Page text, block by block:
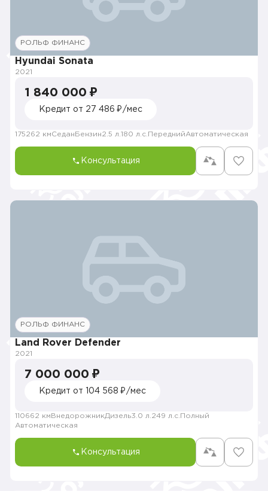
РОЛЬФ ФИНАНС
Hyundai Sonata
2021
1 840 000 ₽
Кредит от 27 486 ₽/мес
175262 кмСедан Бензин2.5 л. 180 л.с. ПереднийАвтоматическая
Консультация
РОЛЬФ ФИНАНС
Land Rover Defender
2021
7 000 000 ₽
Кредит от 104 568 ₽/мес
110662 км ВнедорожникДизель3.0 л. 249 л.с. Полный
Автоматическая
Консультация